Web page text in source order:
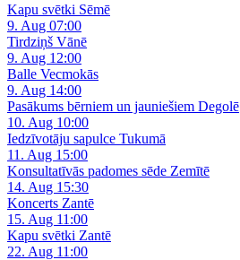
Kapu svētki Sēmē
9. Aug 07:00
Tirdziņš Vānē
9. Aug 12:00
Balle Vecmokās
9. Aug 14:00
Pasākums bērniem un jauniešiem Degolē
10. Aug 10:00
Iedzīvotāju sapulce Tukumā
11. Aug 15:00
Konsultatīvās padomes sēde Zemītē
14. Aug 15:30
Koncerts Zantē
15. Aug 11:00
Kapu svētki Zantē
22. Aug 11:00